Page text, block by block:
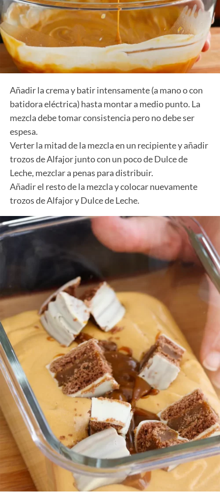
Añadir la crema y batir intensamente (a mano o con
batidora eléctrica) hasta montar a medio punto. La
mezcla debe tomar consistencia pero no debe ser
espesa.
Verter la mitad de la mezcla en un recipiente y añadir
trozos de Alfajor junto con un poco de Dulce de
Leche, mezclar a penas para distribuir.
Añadir el resto de la mezcla y colocar nuevamente
trozos de Alfajor y Dulce de Leche.